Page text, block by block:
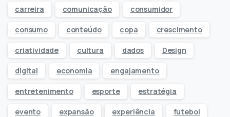
carreira comunicação consumidor
consumo conteúdo copa crescimento
criatividade cultura dados Design
digital economia engajamento
entretenimento esporte estratégia
evento expansão experiência futebol